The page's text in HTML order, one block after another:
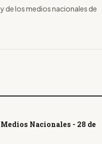
de los medios nacionales de
Nacionales - 28 de